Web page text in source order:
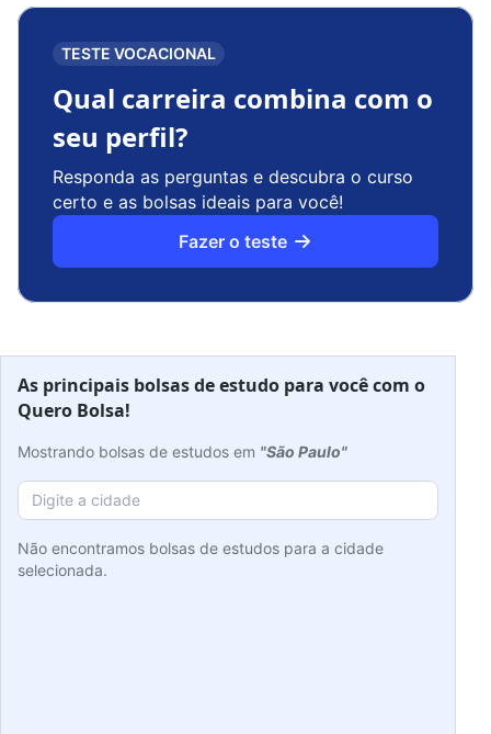
TESTE VOCACIONAL
Qual carreira combina com o
seu perfil?
Responda as perguntas e descubra o curso
certo e as bolsas ideais para você!
Fazer o teste
As principais bolsas de estudo para você com o
Quero Bolsa!
Mostrando bolsas de estudos em "São Paulo"
Não encontramos bolsas de estudos para a cidade
selecionada.